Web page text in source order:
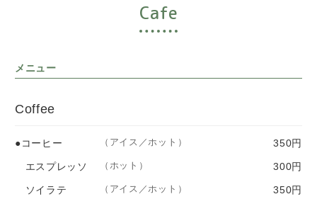
Cafe
メニュー
Coffee
●コーヒー （アイス／ホット） 350円
エスプレッソ （ホット） 300円
ソイラテ （アイス／ホット） 350円